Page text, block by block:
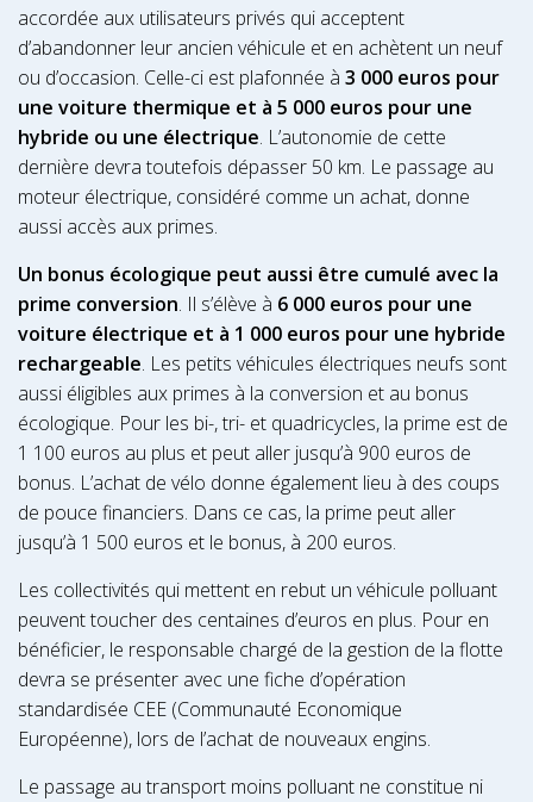
accordée aux utilisateurs privés qui acceptent
d’abandonner leur ancien véhicule et en achètent un neuf
ou d’occasion. Celle-ci est plafonnée à 3 000 euros pour
une voiture thermique et à 5 000 euros pour une
hybride ou une électrique. L’autonomie de cette
dernière devra toutefois dépasser 50 km. Le passage au
moteur électrique, considéré comme un achat, donne
aussi accès aux primes.
Un bonus écologique peut aussi être cumulé avec la
prime conversion. Il s’élève à 6 000 euros pour une
voiture électrique et à 1 000 euros pour une hybride
rechargeable. Les petits véhicules électriques neufs sont
aussi éligibles aux primes à la conversion et au bonus
écologique. Pour les bi-, tri- et quadricycles, la prime est de
1 100 euros au plus et peut aller jusqu’à 900 euros de
bonus. L’achat de vélo donne également lieu à des coups
de pouce financiers. Dans ce cas, la prime peut aller
jusqu’à 1 500 euros et le bonus, à 200 euros.
Les collectivités qui mettent en rebut un véhicule polluant
peuvent toucher des centaines d’euros en plus. Pour en
bénéficier, le responsable chargé de la gestion de la flotte
devra se présenter avec une fiche d’opération
standardisée CEE (Communauté Economique
Européenne), lors de l’achat de nouveaux engins.
Le passage au transport moins polluant ne constitue ni